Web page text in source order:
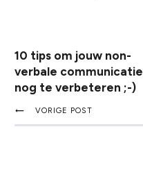
10 tips om jouw non-
verbale communicatie
nog te verbeteren ;-)
VORIGE POST